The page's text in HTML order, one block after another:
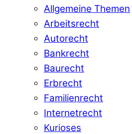
Allgemeine Themen
Arbeitsrecht
Autorecht
Bankrecht
Baurecht
Erbrecht
Familienrecht
Internetrecht
Kurioses